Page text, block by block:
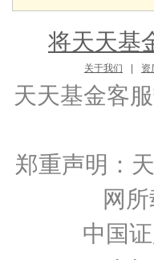
将天天基
关于我们 资
天天基金客
郑重声明：
网
中国